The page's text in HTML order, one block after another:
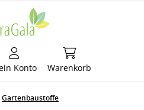
Konto Warenkorb
Warenkorb
Gartenbaustoffe